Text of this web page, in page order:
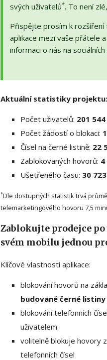
svých uživatelů*. To není
Přispějte prosím k rozšíření
aplikace mezi vaše přátele a
informaci o nás na sociálních
Aktuální statistiky projektu:
Počet uživatelů: 201 544
Počet žádostí o blokaci:
Čísel na černé listině: 22
Zablokovaných hovorů: 4
Ušetřeného času: 30
*Dle dostupných statistik trvá
telemarketingového hovoru 7,5
Zablokujte prodejce
svém mobilu jednou
Klíčové vlastnosti aplikace:
blokování hovorů na
budované černé listiny
blokování telefonních
uživatelem
volitelně blokuje hovory
telefonních čísel